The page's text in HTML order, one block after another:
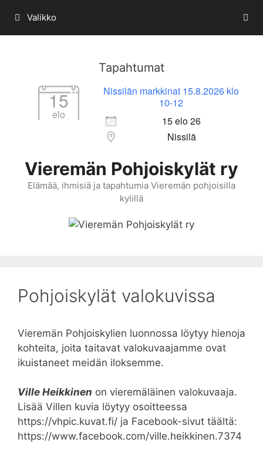
sisältöönValikko
Tapahtumat
15
elo
Nissilän markkinat 15.8.2026 klo
10-12
15 elo 26
Nissilä
Vieremän Pohjoiskylät ry
Elämää, ihmisiä ja tapahtumia Vieremän pohjoisilla
kylillä
Pohjoiskylät valokuvissa
Vieremän Pohjoiskylien luonnossa löytyy hienoja
kohteita, joita taitavat valokuvaajamme ovat
ikuistaneet meidän iloksemme.
Ville Heikkinen on vieremäläinen valokuvaaja.
Lisää Villen kuvia löytyy osoitteessa
https://vhpic.kuvat.fi/ ja Facebook-sivut täältä:
https://www.facebook.com/ville.heikkinen.7374